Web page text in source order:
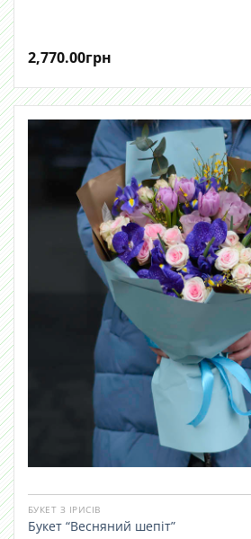
2,770.00грн
БУКЕТ З ІРИСІВ
Букет “Весняний шепіт”